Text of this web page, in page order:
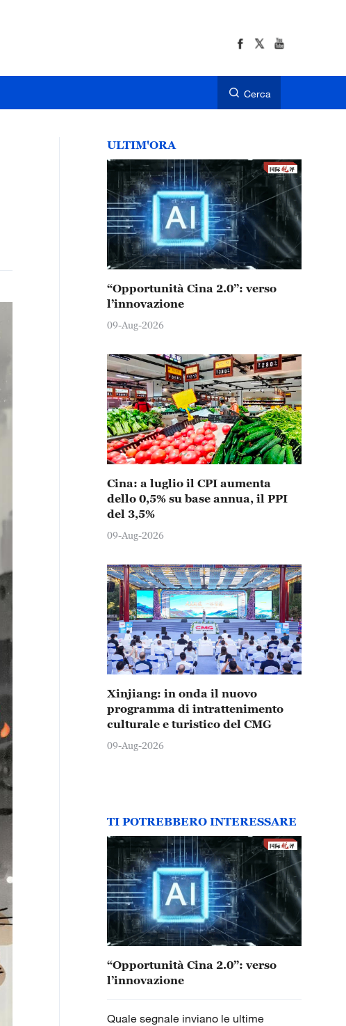
Cerca
ULTIM'ORA
“Opportunità Cina 2.0”: verso
l’innovazione
09-Aug-2026
Cina: a luglio il CPI aumenta
dello 0,5% su base annua, il PPI
del 3,5%
09-Aug-2026
Xinjiang: in onda il nuovo
programma di intrattenimento
culturale e turistico del CMG
09-Aug-2026
TI POTREBBERO INTERESSARE
“Opportunità Cina 2.0”: verso
l’innovazione
Quale segnale inviano le ultime